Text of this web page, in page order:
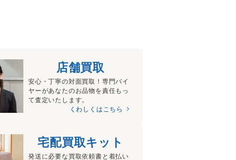
店舗買取
安心・丁寧の対面買取！専門バイ
ヤーがあなたのお品物を責任もっ
て査定いたします。
くわしくはこちら
宅配買取キット
発送に必要な買取依頼書と着払い